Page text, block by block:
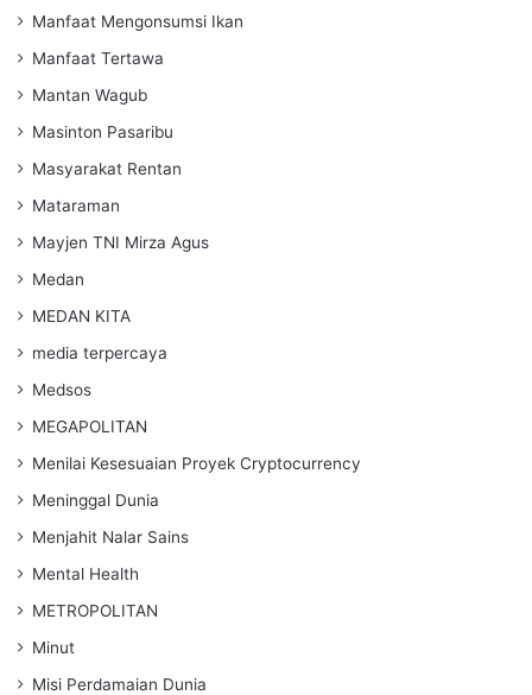
Manfaat Mengonsumsi Ikan
Manfaat Tertawa
Mantan Wagub
Masinton Pasaribu
Masyarakat Rentan
Mataraman
Mayjen TNI Mirza Agus
Medan
MEDAN KITA
media terpercaya
Medsos
MEGAPOLITAN
Menilai Kesesuaian Proyek Cryptocurrency
Meninggal Dunia
Menjahit Nalar Sains
Mental Health
METROPOLITAN
Minut
Misi Perdamaian Dunia